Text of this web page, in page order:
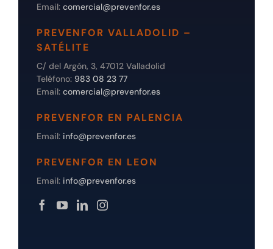
Email: comercial@prevenfor.es
PREVENFOR VALLADOLID –
SATÉLITE
C/ del Argón, 3, 47012 Valladolid
Teléfono: 983 08 23 77
Email: comercial@prevenfor.es
PREVENFOR EN PALENCIA
Email: info@prevenfor.es
PREVENFOR EN LEON
Email: info@prevenfor.es